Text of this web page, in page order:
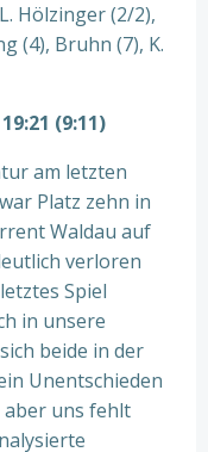
Hölzinger (2/2),
(4), Bruhn (7), K.
(9:11)
am letzten
Platz zehn in
Waldau auf
verloren
Spiel
in unsere
beide in der
Unentschieden
aber uns fehlt